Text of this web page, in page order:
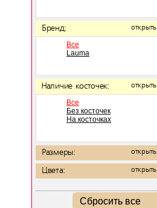
Бренд: открыть
Все
Lauma
Наличие косточек: открыть
Все
Без косточек
На косточках
Размеры: открыть
Цвета: открыть
Сбросить все